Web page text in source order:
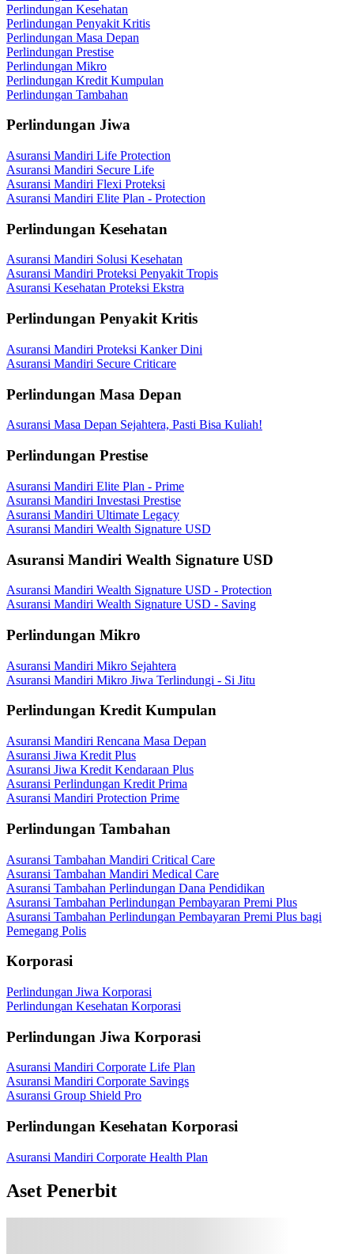
Perlindungan Kesehatan
Perlindungan Penyakit Kritis
Perlindungan Masa Depan
Perlindungan Prestise
Perlindungan Mikro
Perlindungan Kredit Kumpulan
Perlindungan Tambahan
Perlindungan Jiwa
Asuransi Mandiri Life Protection
Asuransi Mandiri Secure Life
Asuransi Mandiri Flexi Proteksi
Asuransi Mandiri Elite Plan - Protection
Perlindungan Kesehatan
Asuransi Mandiri Solusi Kesehatan
Asuransi Mandiri Proteksi Penyakit Tropis
Asuransi Kesehatan Proteksi Ekstra
Perlindungan Penyakit Kritis
Asuransi Mandiri Proteksi Kanker Dini
Asuransi Mandiri Secure Criticare
Perlindungan Masa Depan
Asuransi Masa Depan Sejahtera, Pasti Bisa Kuliah!
Perlindungan Prestise
Asuransi Mandiri Elite Plan - Prime
Asuransi Mandiri Investasi Prestise
Asuransi Mandiri Ultimate Legacy
Asuransi Mandiri Wealth Signature USD
Asuransi Mandiri Wealth Signature USD
Asuransi Mandiri Wealth Signature USD - Protection
Asuransi Mandiri Wealth Signature USD - Saving
Perlindungan Mikro
Asuransi Mandiri Mikro Sejahtera
Asuransi Mandiri Mikro Jiwa Terlindungi - Si Jitu
Perlindungan Kredit Kumpulan
Asuransi Mandiri Rencana Masa Depan
Asuransi Jiwa Kredit Plus
Asuransi Jiwa Kredit Kendaraan Plus
Asuransi Perlindungan Kredit Prima
Asuransi Mandiri Protection Prime
Perlindungan Tambahan
Asuransi Tambahan Mandiri Critical Care
Asuransi Tambahan Mandiri Medical Care
Asuransi Tambahan Perlindungan Dana Pendidikan
Asuransi Tambahan Perlindungan Pembayaran Premi Plus
Asuransi Tambahan Perlindungan Pembayaran Premi Plus bagi
Pemegang Polis
Korporasi
Perlindungan Jiwa Korporasi
Perlindungan Kesehatan Korporasi
Perlindungan Jiwa Korporasi
Asuransi Mandiri Corporate Life Plan
Asuransi Mandiri Corporate Savings
Asuransi Group Shield Pro
Perlindungan Kesehatan Korporasi
Asuransi Mandiri Corporate Health Plan
Aset Penerbit